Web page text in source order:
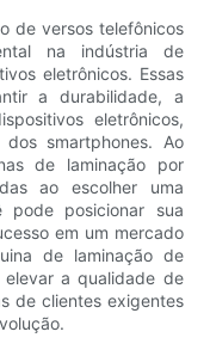
de versos telefônicos
na indústria de
eletrônicos. Essas
a durabilidade, a
eletrônicos,
smartphones. Ao
de laminação por
ao escolher uma
pode posicionar sua
em um mercado
de laminação de
a qualidade de
de clientes exigentes